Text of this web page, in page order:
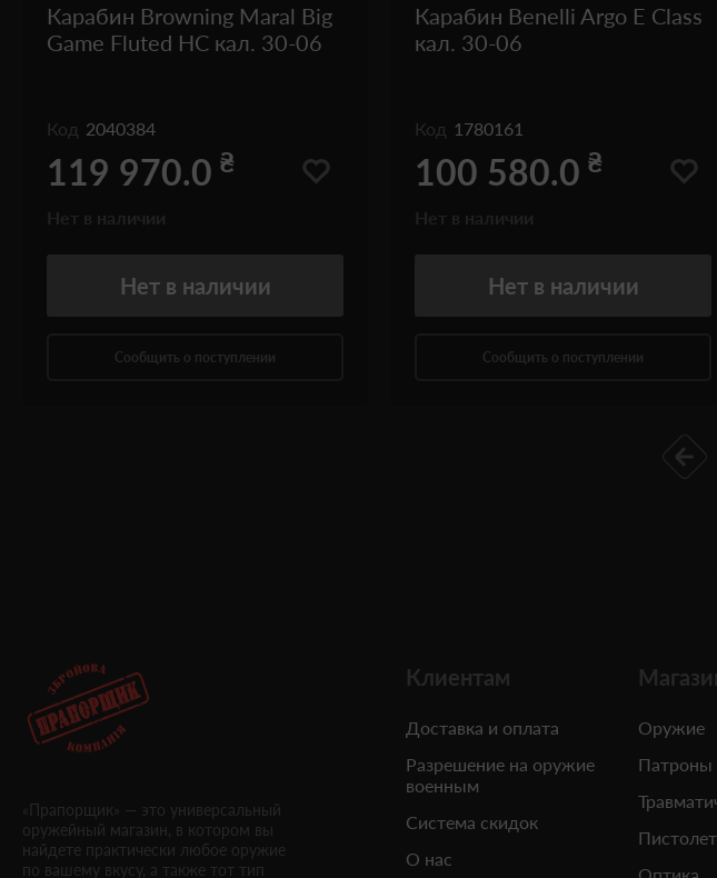
Карабин Browning Maral Big
Game Fluted HC кал. 30-06
Код 2040384
119 970.0 ₴
Нет в наличии
Сообщить о поступлении
Карабин Benelli Argo E Class
кал. 30-06
Код 1780161
100 580.0 ₴
Нет в наличии
Сообщить о поступлении
«Прапорщик» — это универсальный
оружейный магазин, в котором вы
найдете практически любое оружие
по вашему вкусу, а также тот тип
Клиентам
Доставка и оплата
Разрешение на оружие
военным
Система скидок
О нас
Оружие
Патроны